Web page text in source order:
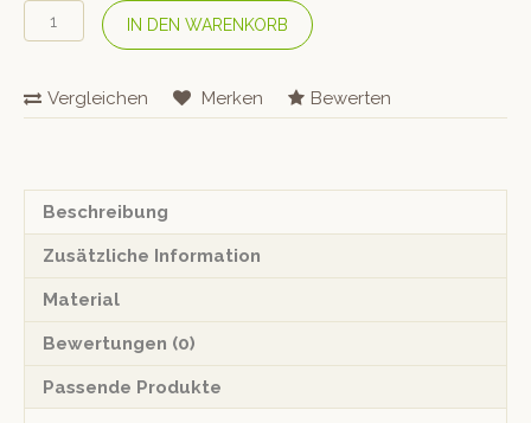
#lavie
Bio-
Bettwäsche
«Louise
Menge
IN DEN WARENKORB
Vergleichen Merken Bewerten
Beschreibung
Zusätzliche Information
Material
Bewertungen (0)
Passende Produkte